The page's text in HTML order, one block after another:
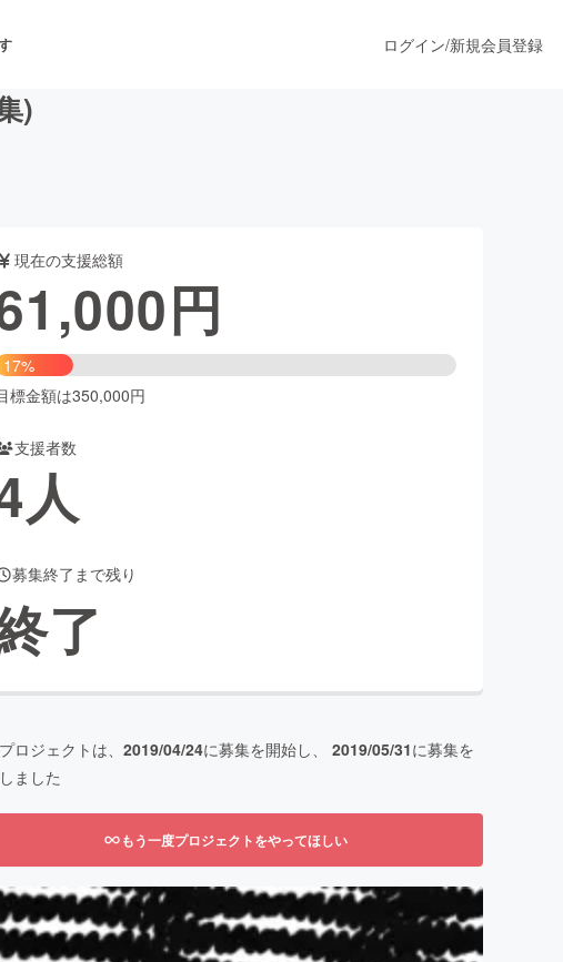
ンス
ファッション
ルスケア
ログイン/新規会員登録
)
現在の支援総額
円
17%
標金額は350,000円
支援者数
人
募集終了まで残り
了
ロジェクトは、 2019/04/24に募集を開始し、 2019/05/31に募集を
ました
もう一度プロジェクトをやってほしい